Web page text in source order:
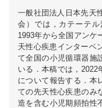
一般社団法人日本先天
会）では，カテーテ
1993年から全国アンケ
天性心疾患インターベ
て全国の小児循環器施
いる．本稿では，2022
について報告する．本
ての先天性心疾患のみ
造を含む小児期頻拍性